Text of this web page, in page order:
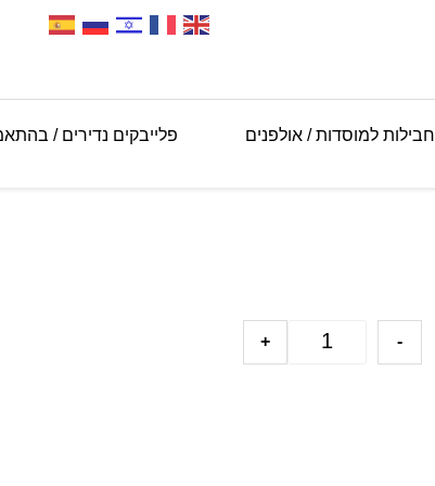
חבילות למוסדות / אולפנים פלייבקים נדירים /
-
+